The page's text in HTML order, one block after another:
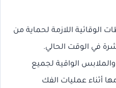
الوقائية اللازمة لحماية من
في الوقت الحالي.
والملابس الواقية لجميع
أثناء عمليات الفك